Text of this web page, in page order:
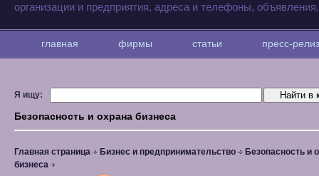
организации и предприятия, адреса и телефоны,
главная фирмы статьи пресс-
Я ищу:
Безопасность и охрана бизнеса
Главная страница Бизнес и предпринимательство
Безопасность и
бизнеса